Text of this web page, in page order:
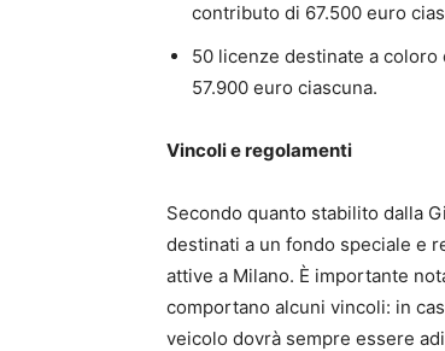
contributo di 67.500 euro
50 licenze destinate a
57.900 euro ciascuna.
Vincoli e regolamenti
Secondo quanto stabilito dalla
destinati a un fondo speciale e
attive a Milano. È importante
comportano alcuni vincoli: in
veicolo dovrà sempre essere